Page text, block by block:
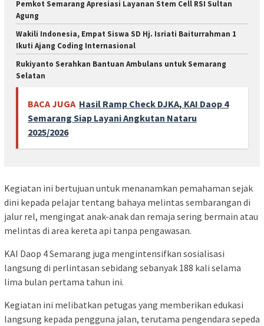
Pemkot Semarang Apresiasi Layanan Stem Cell RSI Sultan
Agung
Wakili Indonesia, Empat Siswa SD Hj. Isriati Baiturrahman 1
Ikuti Ajang Coding Internasional
Rukiyanto Serahkan Bantuan Ambulans untuk Semarang
Selatan
BACA JUGA Hasil Ramp Check DJKA, KAI Daop 4
Semarang Siap Layani Angkutan Nataru
2025/2026
Kegiatan ini bertujuan untuk menanamkan pemahaman sejak
dini kepada pelajar tentang bahaya melintas sembarangan di
jalur rel, mengingat anak-anak dan remaja sering bermain atau
melintas di area kereta api tanpa pengawasan.
KAI Daop 4 Semarang juga mengintensifkan sosialisasi
langsung di perlintasan sebidang sebanyak 188 kali selama
lima bulan pertama tahun ini.
Kegiatan ini melibatkan petugas yang memberikan edukasi
langsung kepada pengguna jalan, terutama pengendara sepeda